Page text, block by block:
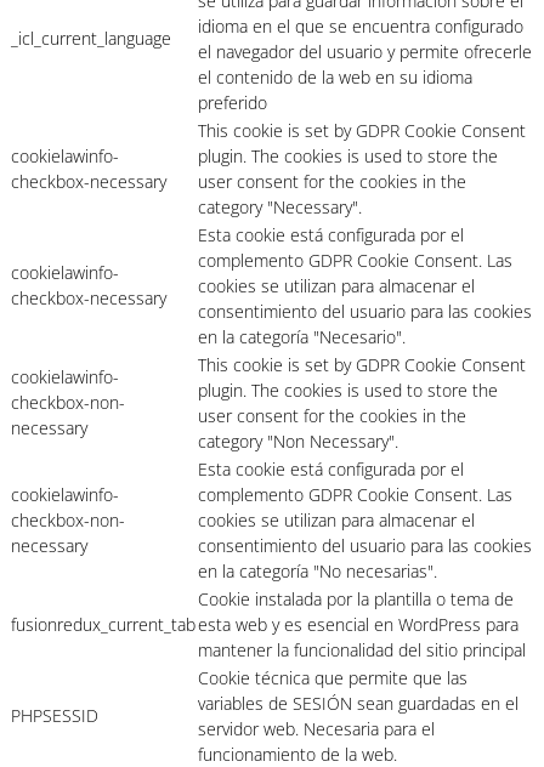
_icl_current_language
idioma en el que se encuentra configurado
el navegador del usuario y permite ofrecerle
el contenido de la web en su idioma
preferido
cookielawinfo-
checkbox-necessary
This cookie is set by GDPR Cookie Consent
plugin. The cookies is used to store the
user consent for the cookies in the
category "Necessary".
cookielawinfo-
checkbox-necessary
Esta cookie está configurada por el
complemento GDPR Cookie Consent. Las
cookies se utilizan para almacenar el
consentimiento del usuario para las cookies
en la categoría "Necesario".
cookielawinfo-
checkbox-non-
necessary
This cookie is set by GDPR Cookie Consent
plugin. The cookies is used to store the
user consent for the cookies in the
category "Non Necessary".
cookielawinfo-
checkbox-non-
necessary
Esta cookie está configurada por el
complemento GDPR Cookie Consent. Las
cookies se utilizan para almacenar el
consentimiento del usuario para las cookies
en la categoría "No necesarias".
fusionredux_current_tab
Cookie instalada por la plantilla o tema de
esta web y es esencial en WordPress para
mantener la funcionalidad del sitio principal
PHPSESSID
Cookie técnica que permite que las
variables de SESIÓN sean guardadas en el
servidor web. Necesaria para el
funcionamiento de la web.